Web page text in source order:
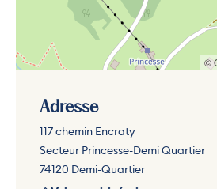
©
Adresse
117 chemin Encraty
Secteur Princesse-Demi Quartier
74120 Demi-Quartier